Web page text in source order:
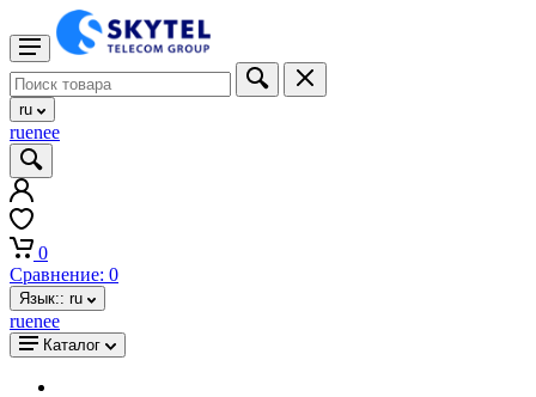
ru
ruenee
0
Сравнение: 0
Язык:: ru
ruenee
Каталог